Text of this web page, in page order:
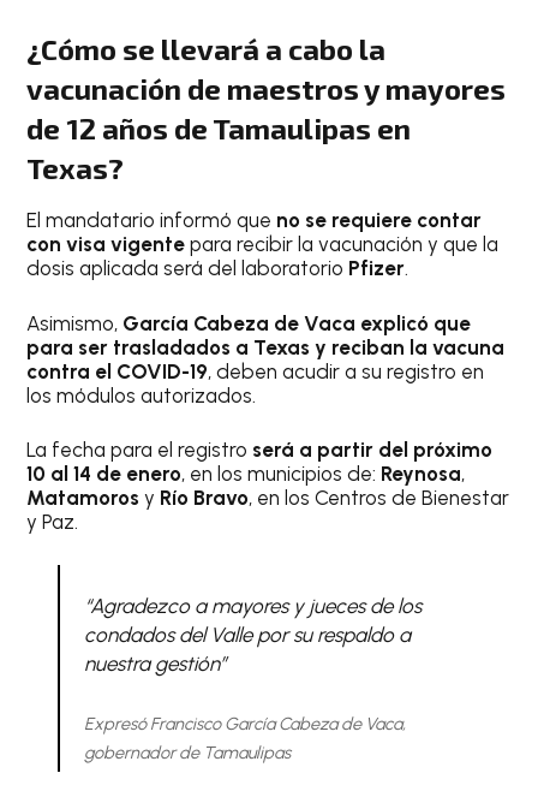
¿Cómo se llevará a cabo la
vacunación de maestros y mayores
de 12 años de Tamaulipas en
Texas?
El mandatario informó que no se requiere contar
con visa vigente para recibir la vacunación y que la
dosis aplicada será del laboratorio Pfizer.
Asimismo, García Cabeza de Vaca explicó que
para ser trasladados a Texas y reciban la vacuna
contra el COVID-19, deben acudir a su registro en
los módulos autorizados.
La fecha para el registro será a partir del próximo
10 al 14 de enero, en los municipios de: Reynosa,
Matamoros y Río Bravo, en los Centros de Bienestar
y Paz.
“Agradezco a mayores y jueces de los
condados del Valle por su respaldo a
nuestra gestión”
Expresó Francisco García Cabeza de Vaca,
gobernador de Tamaulipas